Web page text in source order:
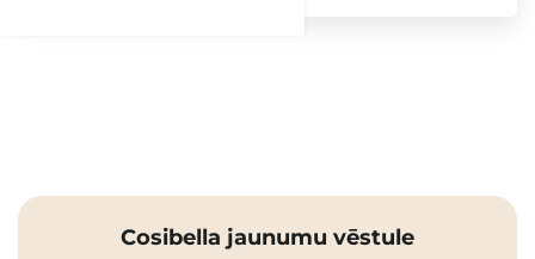
Cosibella jaunumu vēstule